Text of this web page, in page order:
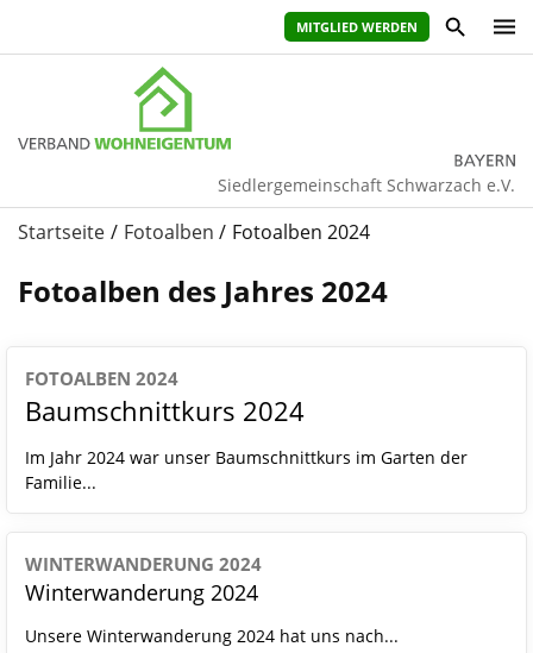
MITGLIED WERDEN
Siedlergemeinschaft Schwarzach e.V.
Startseite Fotoalben Fotoalben 2024
Fotoalben des Jahres 2024
FOTOALBEN 2024
Baumschnittkurs 2024
Im Jahr 2024 war unser Baumschnittkurs im Garten der
Familie...
WINTERWANDERUNG 2024
Winterwanderung 2024
Unsere Winterwanderung 2024 hat uns nach...